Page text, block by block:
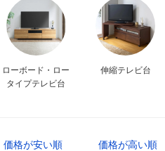
ローボード・ロー
タイプテレビ台
伸縮テレビ台
価格が安い順 価格が高い順